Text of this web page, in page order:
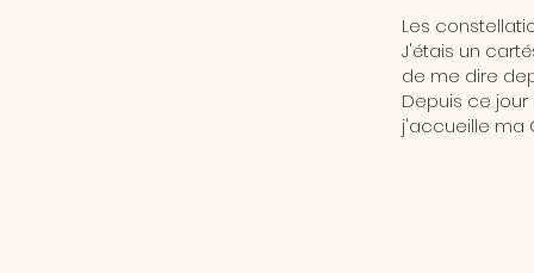
Les
J'étais un
de me dire
Depuis ce
j'accueille ma